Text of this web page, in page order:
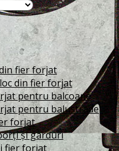
fier forjat
din fier forjat
pentru balcoane
pentru balustrade
forjat
și garduri
fier forjat